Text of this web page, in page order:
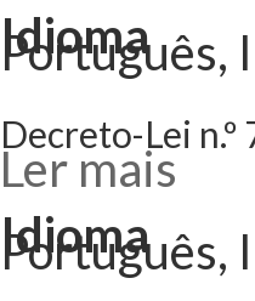
Idioma
Português,
Decreto-Lei
Ler mais
Idioma
Português,